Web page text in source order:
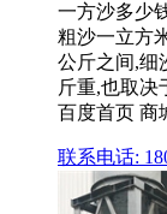
一方沙多少
粗沙一立方
公斤之间,细
斤重,也取决
百度首页 商
联系电话: